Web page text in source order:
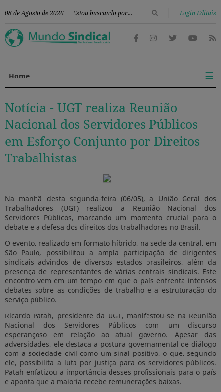
08 de Agosto de 2026 Login Editais
Home ☰
Notícia - UGT realiza Reunião
Nacional dos Servidores Públicos
em Esforço Conjunto por Direitos
Trabalhistas
Na manhã desta segunda-feira (06/05), a União Geral dos
Trabalhadores (UGT) realizou a Reunião Nacional dos
Servidores Públicos, marcando um momento crucial para o
debate e a defesa dos direitos dos trabalhadores no Brasil.
O evento, realizado em formato híbrido, na sede da central, em
São Paulo, possibilitou a ampla participação de dirigentes
sindicais advindos de diversos estados brasileiros, além da
presença de representantes de várias centrais sindicais. Este
encontro vem em um tempo em que o país enfrenta intensos
debates sobre as condições de trabalho e a estruturação do
serviço público.
Ricardo Patah, presidente da UGT, manifestou-se na Reunião
Nacional dos Servidores Públicos com um discurso
esperançoso em relação ao atual governo. Apesar das
adversidades, ele destaca a postura governamental de diálogo
com a sociedade civil como um sinal positivo, o que, segundo
ele, possibilita a luta por justiça para os servidores públicos.
Patah enfatizou a importância desses profissionais para o país
e aponta que a maioria recebe remunerações baixas.